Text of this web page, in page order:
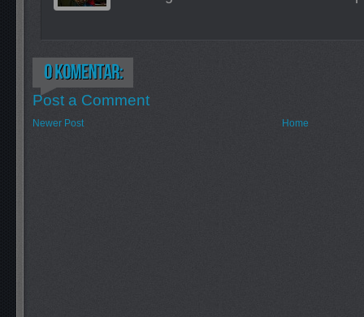
Post a Comment
Newer Post Home